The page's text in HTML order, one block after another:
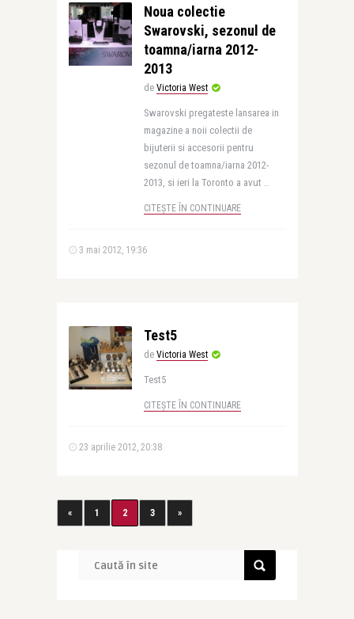
Noua colectie
Swarovski, sezonul de
toamna/iarna 2012-
2013
de Victoria West
Swarovski pregateste lansarea in
magazine a noii colectii de
bijuterii si accesorii pentru
sezonul de toamna/iarna 2012-
2013, si ieri la Toronto a avut ..
CITEȘTE ÎN CONTINUARE
3 mai 2012, 19:36
Test5
de Victoria West
Test5
CITEȘTE ÎN CONTINUARE
23 aprilie 2012, 20:38
« 1 2 3 »